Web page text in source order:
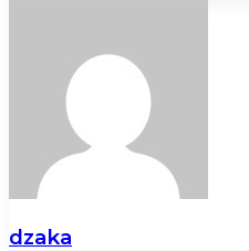
dzaka